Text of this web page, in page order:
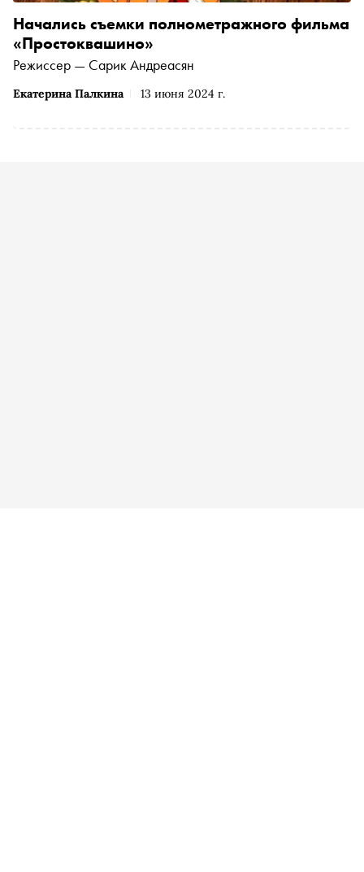
Екатерина Палкина 13 июня 2024 г.
Начались съемки полнометражного фильма
«Простоквашино»
Режиссер — Сарик Андреасян